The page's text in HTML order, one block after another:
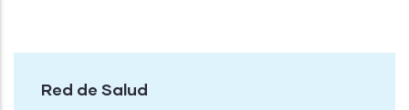
Red de Salud